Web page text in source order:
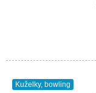
Kuželky, bowling